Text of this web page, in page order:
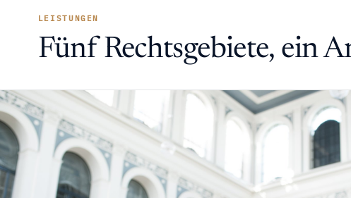
LEISTUNGEN
Fünf Rechtsgebiete, ein